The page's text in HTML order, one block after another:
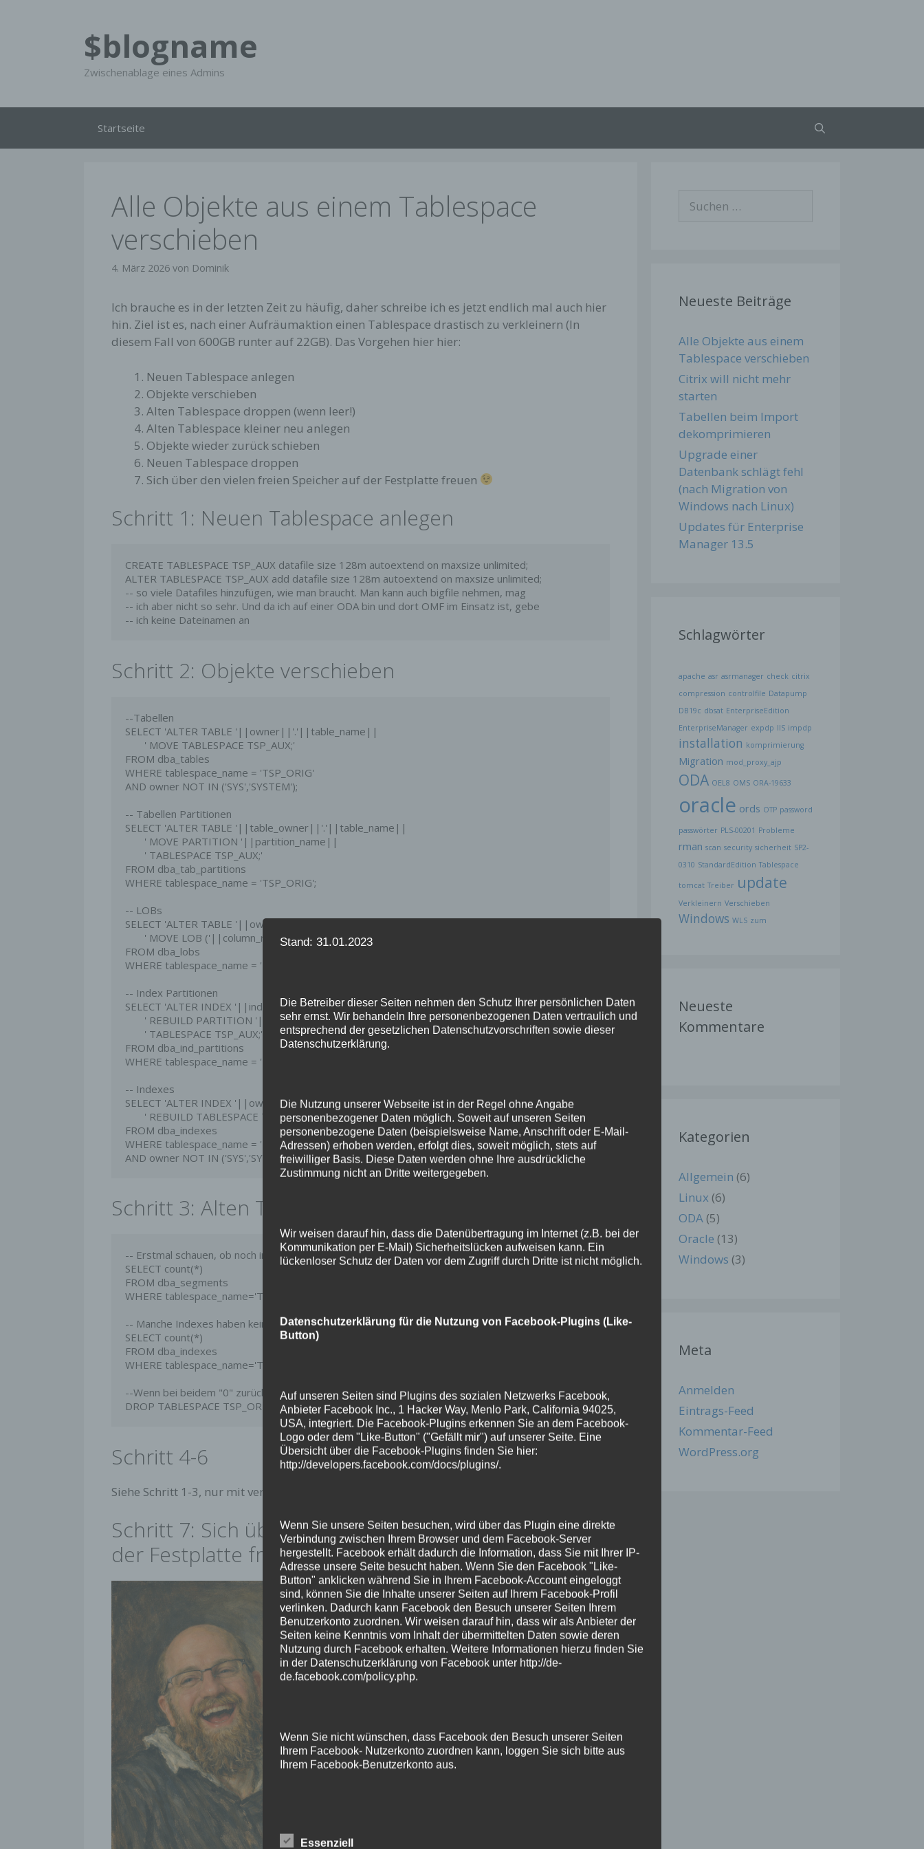
$blogname
Zwischenablage eines Admins
Startseite
Alle Objekte aus einem Tablespace
verschieben
4. März 2026 von Dominik
Ich brauche es in der letzten Zeit zu häufig, daher schreibe ich es jetzt endlich mal auch hier
hin. Ziel ist es, nach einer Aufräumaktion einen Tablespace drastisch zu verkleinern (In
diesem Fall von 600GB runter auf 22GB). Das Vorgehen hier hier:
Neuen Tablespace anlegen
Objekte verschieben
Alten Tablespace droppen (wenn leer!)
Alten Tablespace kleiner neu anlegen
Objekte wieder zurück schieben
Neuen Tablespace droppen
Sich über den vielen freien Speicher auf der Festplatte freuen
Schritt 1: Neuen Tablespace anlegen
CREATE TABLESPACE TSP_AUX datafile size 128m autoextend on maxsize unlimited;
ALTER TABLESPACE TSP_AUX add datafile size 128m autoextend on maxsize unlimited;
-- so viele Datafiles hinzufügen, wie man braucht. Man kann auch bigfile nehmen, mag
-- ich aber nicht so sehr. Und da ich auf einer ODA bin und dort OMF im Einsatz ist, gebe
-- ich keine Dateinamen an
Schritt 2: Objekte verschieben
--Tabellen
SELECT 'ALTER TABLE '||owner||'.'||table_name||
FROM dba_tables
WHERE tablespace_name = 'TSP_ORIG'
AND owner NOT IN ('SYS','SYSTEM');
-- Tabellen Partitionen
SELECT 'ALTER TABLE '||table_owner||'.'||table_name||
FROM dba_tab_partitions
WHERE tablespace_name = 'TSP_ORIG';
-- LOBs
SELECT 'ALTER TABLE '||owner||'.'||table_name||
FROM dba_lobs
WHERE tablespace_name = 'TSP_ORIG';
-- Index Partitionen
SELECT 'ALTER INDEX '||index_owner||'.'||index_name||
FROM dba_ind_partitions
WHERE tablespace_name = 'TSP_ORIG';
-- Indexes
SELECT 'ALTER INDEX '||owner||'.'||index_name||
FROM dba_indexes
WHERE tablespace_name = 'TSP_ORIG'
AND owner NOT IN ('SYS','SYSTEM');
Schritt 3: Alten Tablespace löschen (wenn leer)
-- Erstmal schauen, ob noch irgendwas in dem Tablespace drin ist
SELECT count(*)
FROM dba_segments
WHERE tablespace_name='TSP_ORIG';
-- Manche Indexes haben keine Segmente, daher Extra-Prüfung über diese View
SELECT count(*)
FROM dba_indexes
WHERE tablespace_name='TSP_ORIG';
--Wenn bei beidem "0" zurück kommt, kann gedroppt werden
DROP TABLESPACE TSP_ORIG INCLUDING CONTENTS AND DATAFILES;
Schritt 4-6
Siehe Schritt 1-3, nur mit vertauschten Namen
Schritt 7: Sich über den vielen freien Speicher auf
der Festplatte freuen
nach:
Neueste Beiträge
Alle Objekte aus einem
Tablespace verschieben
Citrix will nicht mehr
starten
Tabellen beim Import
dekomprimieren
Upgrade einer
Datenbank schlägt fehl
(nach Migration von
Windows nach Linux)
Updates für Enterprise
Manager 13.5
Schlagwörter
apache asr asrmanager check citrix
compression controlfile Datapump
DB19c dbsat EnterpriseEdition
EnterpriseManager expdp IIS impdp
installation komprimierung
Migration mod_proxy_ajp
ODA OEL8 OMS ORA-19633
oracle ords OTP password
passwörter PLS-00201 Probleme
rman scan security sicherheit SP2-
0310 StandardEdition Tablespace
tomcat Treiber update
Verkleinern Verschieben
Windows WLS zum
Neueste
Kommentare
Kategorien
Allgemein (6)
Linux (6)
ODA (5)
Oracle (13)
Windows (3)
Meta
Anmelden
Eintrags-Feed
Kommentar-Feed
WordPress.org
Stand: 31.01.2023
Die Betreiber dieser Seiten nehmen den Schutz Ihrer persönlichen Daten
sehr ernst. Wir behandeln Ihre personenbezogenen Daten vertraulich und
entsprechend der gesetzlichen Datenschutzvorschriften sowie dieser
Datenschutzerklärung.
Die Nutzung unserer Webseite ist in der Regel ohne Angabe
personenbezogener Daten möglich. Soweit auf unseren Seiten
personenbezogene Daten (beispielsweise Name, Anschrift oder E-Mail-
Adressen) erhoben werden, erfolgt dies, soweit möglich, stets auf
freiwilliger Basis. Diese Daten werden ohne Ihre ausdrückliche
Zustimmung nicht an Dritte weitergegeben.
Wir weisen darauf hin, dass die Datenübertragung im Internet (z.B. bei der
Kommunikation per E-Mail) Sicherheitslücken aufweisen kann. Ein
lückenloser Schutz der Daten vor dem Zugriff durch Dritte ist nicht möglich.
Datenschutzerklärung für die Nutzung von Facebook-Plugins (Like-
Button)
Auf unseren Seiten sind Plugins des sozialen Netzwerks Facebook,
Anbieter Facebook Inc., 1 Hacker Way, Menlo Park, California 94025,
USA, integriert. Die Facebook-Plugins erkennen Sie an dem Facebook-
Logo oder dem "Like-Button" ("Gefällt mir") auf unserer Seite. Eine
Übersicht über die Facebook-Plugins finden Sie hier:
http://developers.facebook.com/docs/plugins/.
Wenn Sie unsere Seiten besuchen, wird über das Plugin eine direkte
Verbindung zwischen Ihrem Browser und dem Facebook-Server
hergestellt. Facebook erhält dadurch die Information, dass Sie mit Ihrer IP-
Adresse unsere Seite besucht haben. Wenn Sie den Facebook "Like-
Button" anklicken während Sie in Ihrem Facebook-Account eingeloggt
sind, können Sie die Inhalte unserer Seiten auf Ihrem Facebook-Profil
verlinken. Dadurch kann Facebook den Besuch unserer Seiten Ihrem
Benutzerkonto zuordnen. Wir weisen darauf hin, dass wir als Anbieter der
Seiten keine Kenntnis vom Inhalt der übermittelten Daten sowie deren
Nutzung durch Facebook erhalten. Weitere Informationen hierzu finden Sie
in der Datenschutzerklärung von Facebook unter http://de-
de.facebook.com/policy.php.
Wenn Sie nicht wünschen, dass Facebook den Besuch unserer Seiten
Ihrem Facebook- Nutzerkonto zuordnen kann, loggen Sie sich bitte aus
Ihrem Facebook-Benutzerkonto aus.
Essenziell